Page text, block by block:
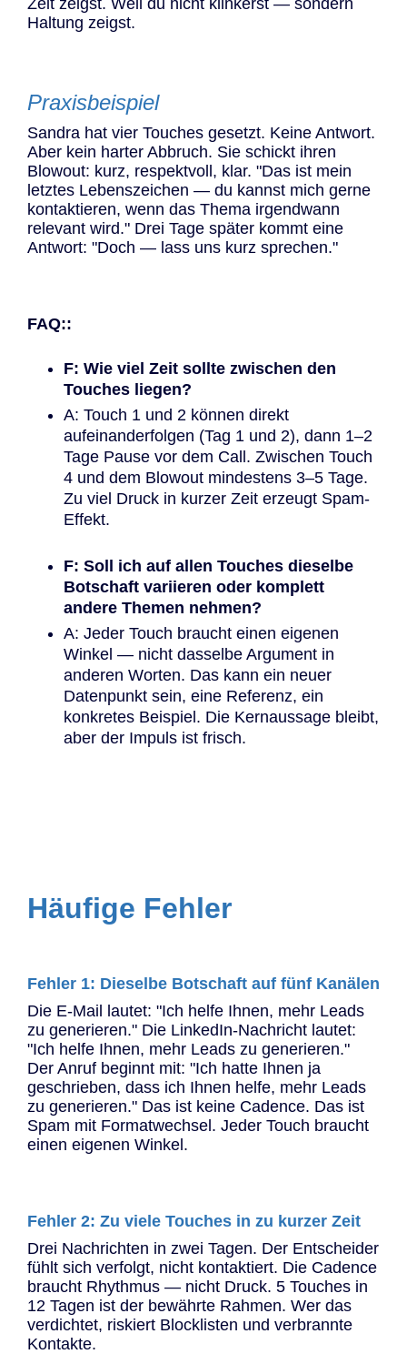
Haltung zeigst.
Praxisbeispiel
Sandra hat vier Touches gesetzt. Keine Antwort.
Aber kein harter Abbruch. Sie schickt ihren
Blowout: kurz, respektvoll, klar. "Das ist mein
letztes Lebenszeichen — du kannst mich gerne
kontaktieren, wenn das Thema irgendwann
relevant wird." Drei Tage später kommt eine
Antwort: "Doch — lass uns kurz sprechen."
FAQ::
F: Wie viel Zeit sollte zwischen den
Touches liegen?
A: Touch 1 und 2 können direkt
aufeinanderfolgen (Tag 1 und 2), dann 1–2
Tage Pause vor dem Call. Zwischen Touch
4 und dem Blowout mindestens 3–5 Tage.
Zu viel Druck in kurzer Zeit erzeugt Spam-
Effekt.
F: Soll ich auf allen Touches dieselbe
Botschaft variieren oder komplett
andere Themen nehmen?
A: Jeder Touch braucht einen eigenen
Winkel — nicht dasselbe Argument in
anderen Worten. Das kann ein neuer
Datenpunkt sein, eine Referenz, ein
konkretes Beispiel. Die Kernaussage bleibt,
aber der Impuls ist frisch.
Häufige Fehler
Fehler 1: Dieselbe Botschaft auf fünf Kanälen
Die E-Mail lautet: "Ich helfe Ihnen, mehr Leads
zu generieren." Die LinkedIn-Nachricht lautet:
"Ich helfe Ihnen, mehr Leads zu generieren."
Der Anruf beginnt mit: "Ich hatte Ihnen ja
geschrieben, dass ich Ihnen helfe, mehr Leads
zu generieren." Das ist keine Cadence. Das ist
Spam mit Formatwechsel. Jeder Touch braucht
einen eigenen Winkel.
Fehler 2: Zu viele Touches in zu kurzer Zeit
Drei Nachrichten in zwei Tagen. Der Entscheider
fühlt sich verfolgt, nicht kontaktiert. Die Cadence
braucht Rhythmus — nicht Druck. 5 Touches in
12 Tagen ist der bewährte Rahmen. Wer das
verdichtet, riskiert Blocklisten und verbrannte
Kontakte.